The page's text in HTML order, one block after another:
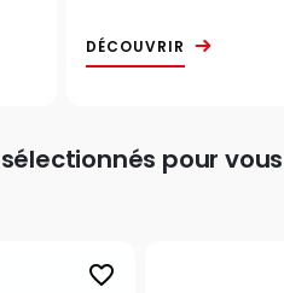
DÉCOUVRIR
pour vous
favorite_border